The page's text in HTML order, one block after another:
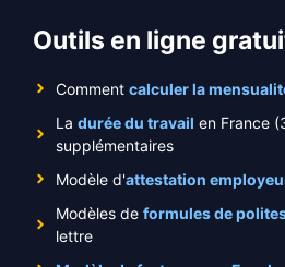
Outils en ligne
Comment calculer la
La durée du travail en France
supplémentaires
Modèle d'attestation
Modèles de formules de
lettre